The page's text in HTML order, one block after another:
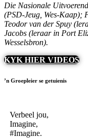
Die Nasionale
(PSD-Jeug, Wes-Kaap);
Teodor van der Spuy
Jacobs (leraar in Port
Wesselsbron).
KYK HIER VIDEOS
’n Groepleier se getuienis
Verbeel jou,
Imagine,
#Imagine.